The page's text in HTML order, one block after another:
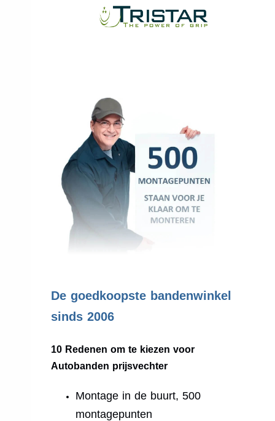
De goedkoopste bandenwinkel
sinds 2006
10 Redenen om te kiezen voor
Autobanden prijsvechter
Montage in de buurt, 500
montagepunten